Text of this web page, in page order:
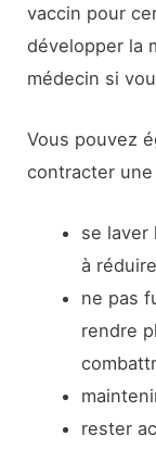
vaccin pour
développer la
médecin si
Vous pouvez
contracter
se laver
à
ne pas
rendre
rester